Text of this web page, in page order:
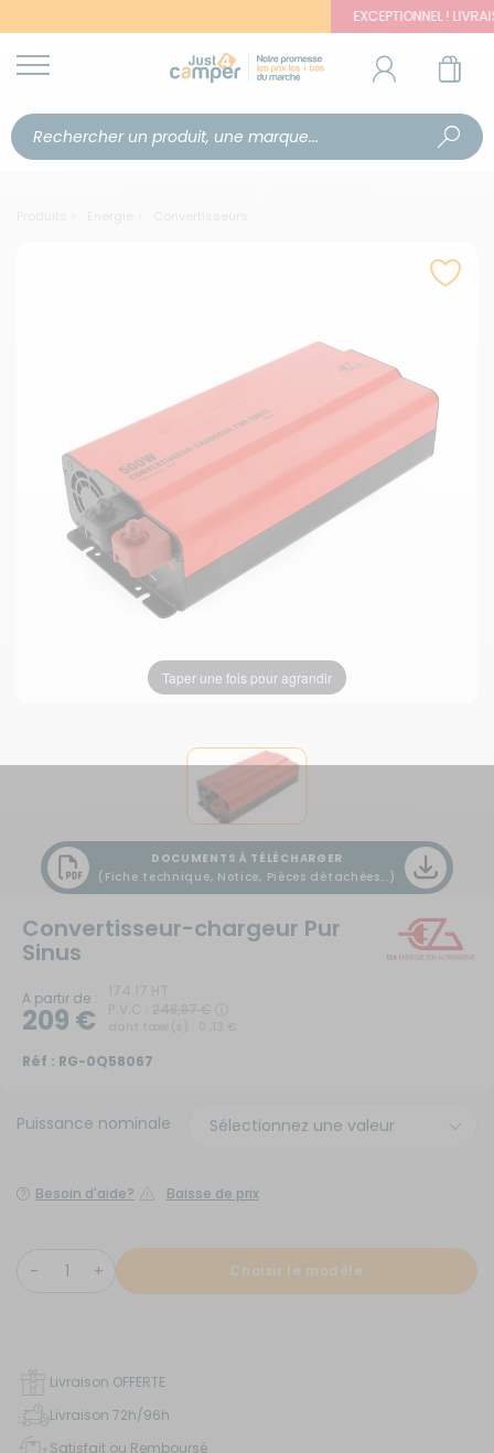
EXCEPTIONNEL ! LIVRAISON
Produits Energie Convertisseurs
Taper une fois pour agrandir
DOCUMENTS À TÉLÉCHARGER
(Fiche technique, Notice, Pièces détachées...)
Convertisseur-chargeur Pur
Sinus
A partir de :
209 €
Réf : RG-0Q58067
Puissance nominale
Besoin d'aide? Baisse de prix
Choisir le modèle
Livraison OFFERTE
Livraison 72h/96h
Satisfait ou Remboursé